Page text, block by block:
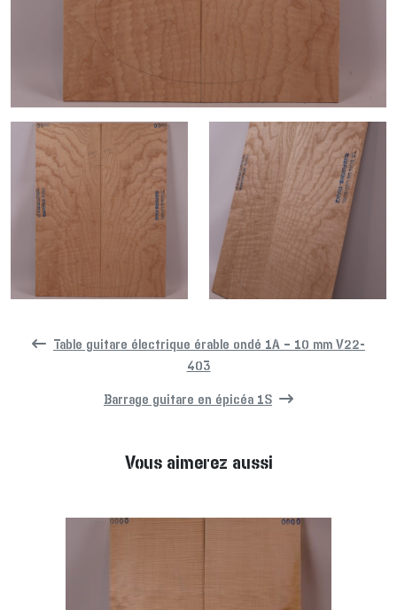
Table guitare électrique érable ondé 1A – 10 mm V22-
403
Barrage guitare en épicéa 1S
Vous aimerez aussi